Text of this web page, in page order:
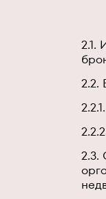
2.1.
2.2.
2.3.